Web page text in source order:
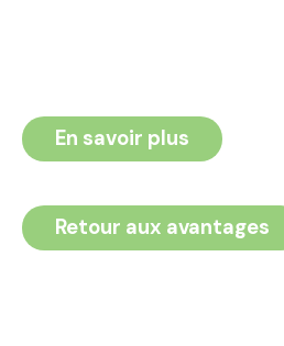
En savoir plus
Retour aux avantages